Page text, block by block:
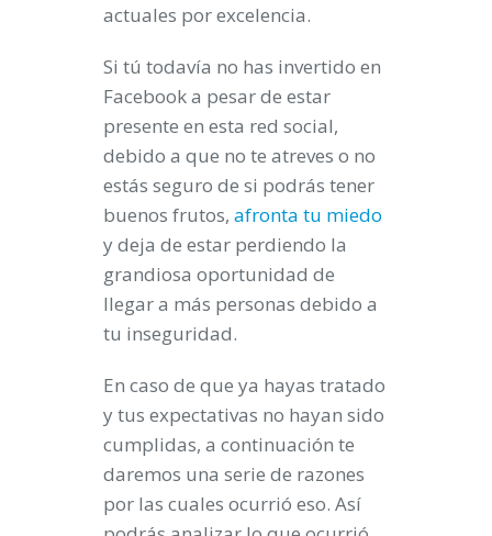
actuales por excelencia.
Si tú todavía no has invertido en
Facebook a pesar de estar
presente en esta red social,
debido a que no te atreves o no
estás seguro de si podrás tener
buenos frutos, afronta tu miedo
y deja de estar perdiendo la
grandiosa oportunidad de
llegar a más personas debido a
tu inseguridad.
En caso de que ya hayas tratado
y tus expectativas no hayan sido
cumplidas, a continuación te
daremos una serie de razones
por las cuales ocurrió eso. Así